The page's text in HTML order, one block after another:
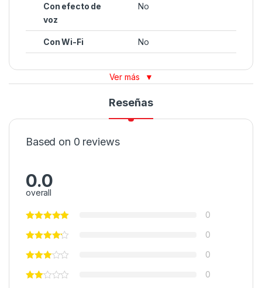
Con efecto de
voz
No
Con Wi-Fi No
Ver más ▼
Reseñas
Based on 0 reviews
0.0
overall
0
0
0
0